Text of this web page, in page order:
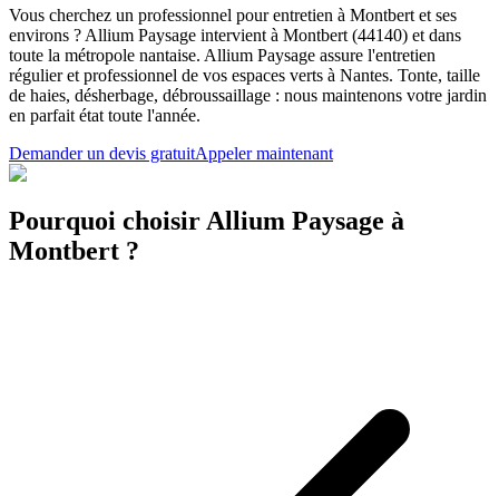
Vous cherchez un professionnel pour entretien à Montbert et ses
environs ? Allium Paysage intervient à Montbert (44140) et dans
toute la métropole nantaise. Allium Paysage assure l'entretien
régulier et professionnel de vos espaces verts à Nantes. Tonte, taille
de haies, désherbage, débroussaillage : nous maintenons votre jardin
en parfait état toute l'année.
Demander un devis gratuitAppeler maintenant
Pourquoi choisir Allium Paysage à
Montbert ?